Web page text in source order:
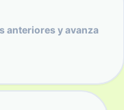
anteriores y avanza